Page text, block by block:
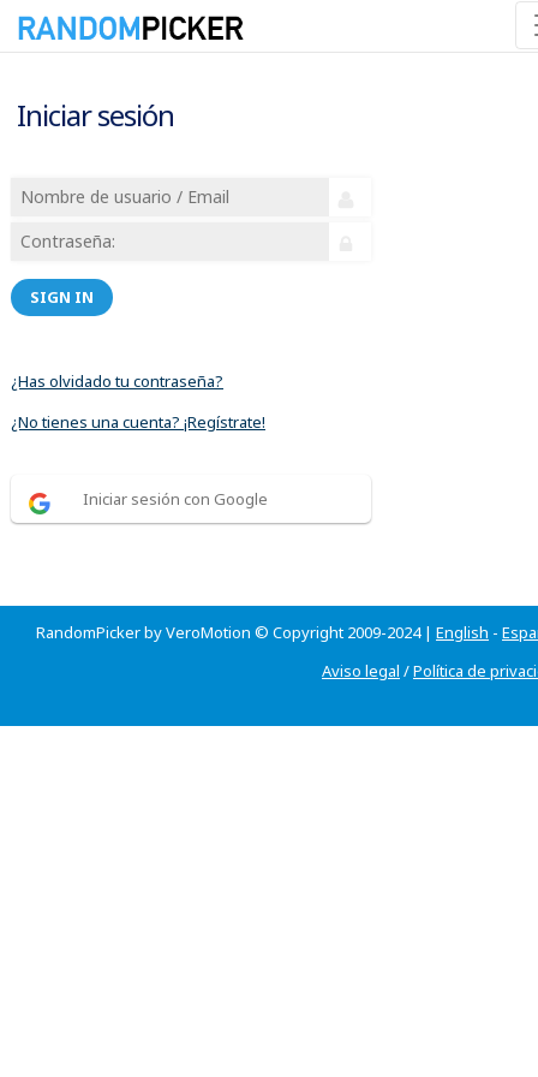
Iniciar sesión
SIGN IN
¿Has olvidado tu contraseña?
¿No tienes una cuenta? ¡Regístrate!
Iniciar sesión con Google
RandomPicker by VeroMotion © Copyright 2009-2024 | English -
Aviso legal /Política de